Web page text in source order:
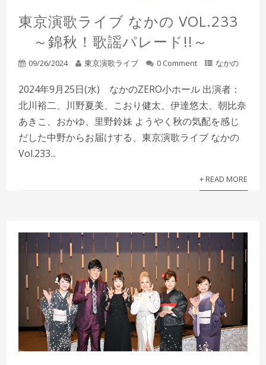
東京演歌ライブ なかの VOL.233
～錦秋！歌謡パレード!!～
09/26/2024 東京演歌ライブ 0 Comment なかの
2024年9月25日(水) なかのZERO小ホール 出演者：
北川裕二、川野夏美、こおり健太、伊達悠太、朝比奈
あきこ、おかゆ、里野鈴妹 ようやく秋の気配を感じ
だした中野からお届けする、東京演歌ライブ なかの
Vol.233...
+ READ MORE